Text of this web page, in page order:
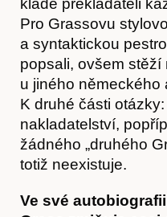
Pro Grassovu
a syntaktickou
popsali, ovšem stěží
u jiného německého
K druhé části
nakladatelství,
žádného „druhého
totiž neexistuje.
Ve své autobiografii